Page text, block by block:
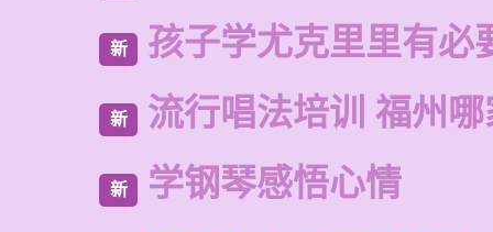
新 孩子学尤克里里有必
新 流行唱法培训 福州
新 学钢琴感悟心情